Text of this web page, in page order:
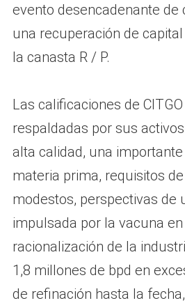
evento desencadenante de
una recuperación de
la canasta R / P.
Las calificaciones de
respaldadas por sus
alta calidad, una
materia prima, requisitos
modestos, perspectivas de
impulsada por la vacuna en
racionalización de la
1,8 millones de bpd en
de refinación hasta la